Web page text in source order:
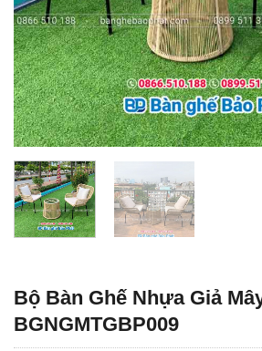
Bộ Bàn Ghế Nhựa Giả
BGNGMTGBP009